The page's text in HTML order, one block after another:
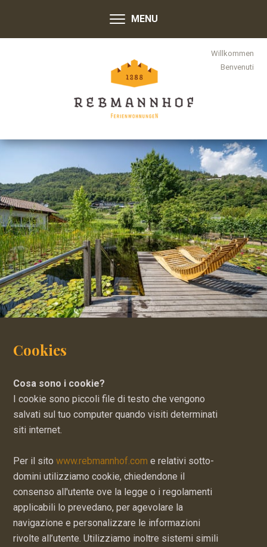
MENU
Willkommen
Benvenuti
Cookies
Cosa sono i cookie?
I cookie sono piccoli file di testo che vengono
salvati sul tuo computer quando visiti determinati
siti internet.
Per il sitowww.rebmannhof.com e relativi sotto-
domini utilizziamo cookie, chiedendone il
consenso all'utente ove la legge o i regolamenti
applicabili lo prevedano, per agevolare la
navigazione e personalizzare le informazioni
rivolte all’utente. Utilizziamo inoltre sistemi simili